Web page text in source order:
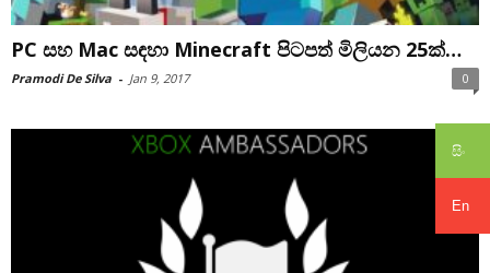
සිං
En
PC සහ Mac සඳහා Minecraft පිටපත් මිලියන 25ක්…
Pramodi De Silva - Jan 9, 2017 0